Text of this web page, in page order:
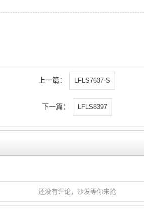
上一篇： LFLS7637-S
下一篇： LFLS8397
还没有评论，沙发等你来抢